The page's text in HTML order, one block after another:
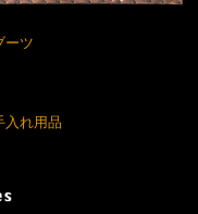
ーツ
入れ用品